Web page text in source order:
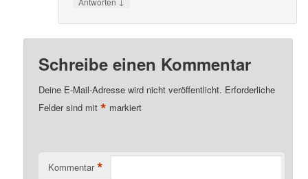
Schreibe einen Kommentar
Deine E-Mail-Adresse wird nicht veröffentlicht. Erforderliche
Felder sind mit* markiert
Kommentar *